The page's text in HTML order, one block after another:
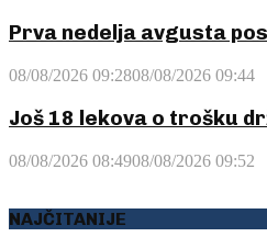
Prva nedelja avgusta
08/08/2026 09:2808/08/2026 09:44
Još 18 lekova o trošku
08/08/2026 08:4908/08/2026 09:52
NAJČITANIJE